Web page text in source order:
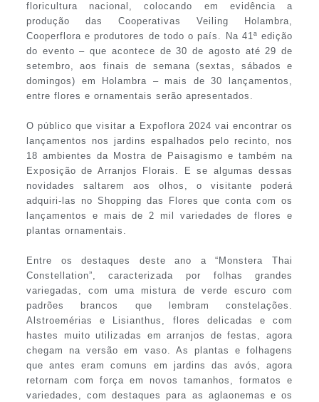
floricultura nacional, colocando em evidência a
produção das Cooperativas Veiling Holambra,
Cooperflora e produtores de todo o país. Na 41ª edição
do evento – que acontece de 30 de agosto até 29 de
setembro, aos finais de semana (sextas, sábados e
domingos) em Holambra – mais de 30 lançamentos,
entre flores e ornamentais serão apresentados.
O público que visitar a Expoflora 2024 vai encontrar os
lançamentos nos jardins espalhados pelo recinto, nos
18 ambientes da Mostra de Paisagismo e também na
Exposição de Arranjos Florais. E se algumas dessas
novidades saltarem aos olhos, o visitante poderá
adquiri-las no Shopping das Flores que conta com os
lançamentos e mais de 2 mil variedades de flores e
plantas ornamentais.
Entre os destaques deste ano a “Monstera Thai
Constellation”, caracterizada por folhas grandes
variegadas, com uma mistura de verde escuro com
padrões brancos que lembram constelações.
Alstroemérias e Lisianthus, flores delicadas e com
hastes muito utilizadas em arranjos de festas, agora
chegam na versão em vaso. As plantas e folhagens
que antes eram comuns em jardins das avós, agora
retornam com força em novos tamanhos, formatos e
variedades, com destaques para as aglaonemas e os